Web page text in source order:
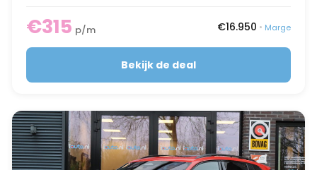
€315 p/m €16.950 • Marge
Bekijk de deal